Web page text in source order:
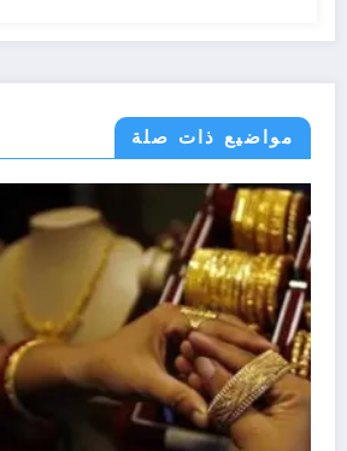
مواضيع ذات صلة
تفسير الاحلام والرؤى